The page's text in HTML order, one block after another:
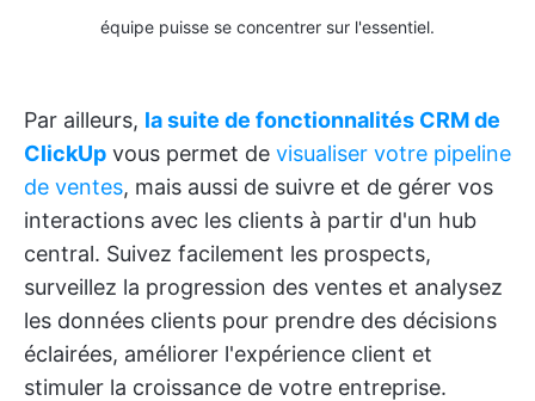
équipe puisse se concentrer sur l'essentiel.
Par ailleurs, la suite de fonctionnalités CRM de
ClickUp vous permet de visualiser votre pipeline
de ventes, mais aussi de suivre et de gérer vos
interactions avec les clients à partir d'un hub
central. Suivez facilement les prospects,
surveillez la progression des ventes et analysez
les données clients pour prendre des décisions
éclairées, améliorer l'expérience client et
stimuler la croissance de votre entreprise.